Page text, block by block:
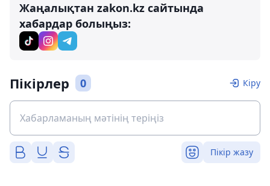
Жаңалықтан zakon.kz сайтында
хабардар болыңыз:
Пікірлер 0 Кіру
Пікір жазу